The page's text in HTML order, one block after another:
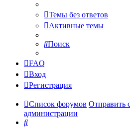
Темы без ответов
Активные темы
Поиск
FAQ
Вход
Регистрация
Список форумов Отправить
администрации
Поиск